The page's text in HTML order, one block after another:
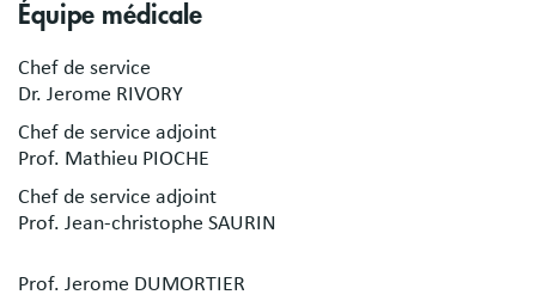
Équipe médicale
Chef de service
Dr. Jerome RIVORY
Chef de service adjoint
Prof. Mathieu PIOCHE
Chef de service adjoint
Prof. Jean-christophe SAURIN
Prof. Jerome DUMORTIER